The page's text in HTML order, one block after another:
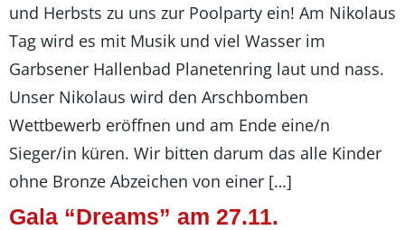
und Herbsts zu uns zur Poolparty ein! Am Nikolaus
Tag wird es mit Musik und viel Wasser im
Garbsener Hallenbad Planetenring laut und nass.
Unser Nikolaus wird den Arschbomben
Wettbewerb eröffnen und am Ende eine/n
Sieger/in küren. Wir bitten darum das alle Kinder
ohne Bronze Abzeichen von einer […]
Gala “Dreams” am 27.11.